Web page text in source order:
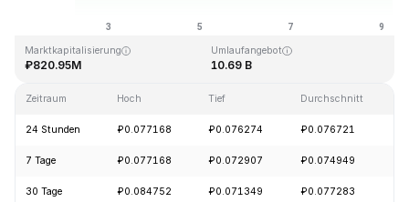
Marktkapitalisierung
₽820.95M
Umlaufangebot
10.69 B
Zeitraum Hoch Tief Durchschnitt
24 Stunden ₽0.077168 ₽0.076274 ₽0.076721
7 Tage ₽0.077168 ₽0.072907 ₽0.074949
30 Tage ₽0.084752 ₽0.071349 ₽0.077283